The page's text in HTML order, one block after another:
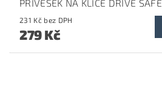
PŘÍVĚSEK NA KLÍČE DRIVE SAFE
231 Kč bez DPH
279 Kč